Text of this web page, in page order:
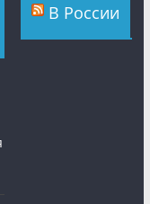
В России